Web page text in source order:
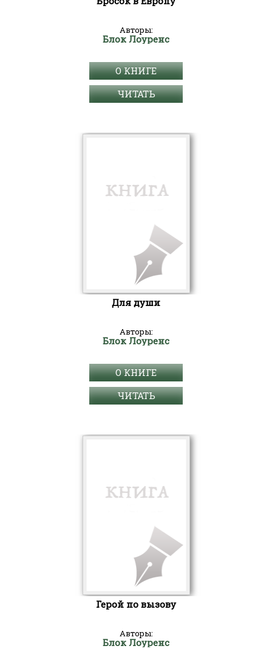
Авторы:
Блок Лоуренс
О КНИГЕ
ЧИТАТЬ
Для души
Авторы:
Блок Лоуренс
О КНИГЕ
ЧИТАТЬ
Герой по вызову
Авторы:
Блок Лоуренс